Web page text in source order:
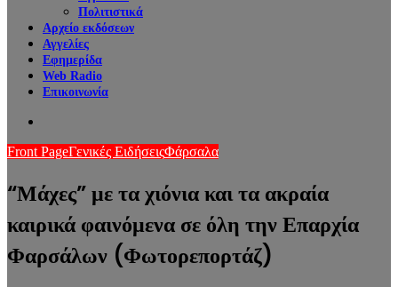
Πολιτιστικά
Αρχείο εκδόσεων
Αγγελίες
Εφημερίδα
Web Radio
Επικοινωνία
Front PageΓενικές ΕιδήσειςΦάρσαλα
“Μάχες” με τα χιόνια και τα ακραία
καιρικά φαινόμενα σε όλη την Επαρχία
Φαρσάλων (Φωτορεπορτάζ)